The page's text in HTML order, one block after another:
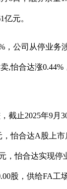
亿元。
公司从停业务
,怡合达涨0.44%
止2025年9月
，怡合达A股上
，怡合达实现停
股，供给FA工